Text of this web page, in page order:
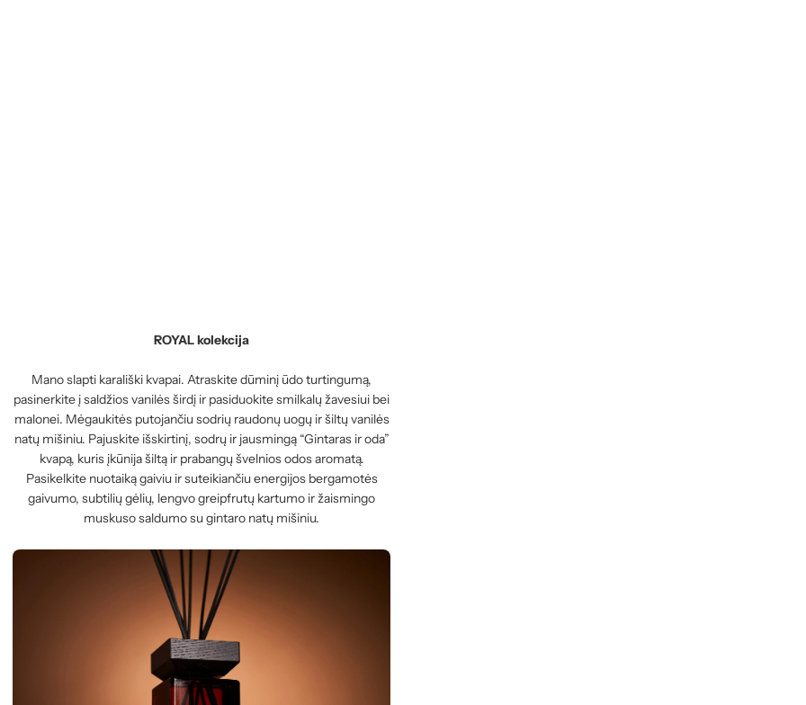
ROYAL kolekcija
Mano slapti karališki kvapai. Atraskite dūminį ūdo turtingumą,
pasinerkite į saldžios vanilės širdį ir pasiduokite smilkalų žavesiui bei
malonei. Mėgaukitės putojančiu sodrių raudonų uogų ir šiltų vanilės
natų mišiniu. Pajuskite išskirtinį, sodrų ir jausmingą “Gintaras ir oda”
kvapą, kuris įkūnija šiltą ir prabangų švelnios odos aromatą.
Pasikelkite nuotaiką gaiviu ir suteikiančiu energijos bergamotės
gaivumo, subtilių gėlių, lengvo greipfrutų kartumo ir žaismingo
muskuso saldumo su gintaro natų mišiniu.